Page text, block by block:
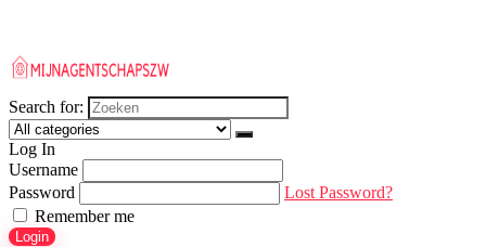
Search for:
Log In
Username
Password
Lost Password?
Remember me
Login